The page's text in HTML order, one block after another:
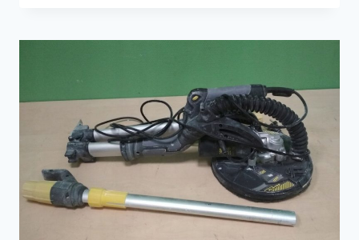
ELLE
COUP